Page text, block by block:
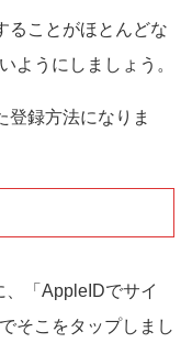
ることがほとんどな
ようにしましょう。
登録方法になりま
「AppleIDでサイ
そこをタップしまし